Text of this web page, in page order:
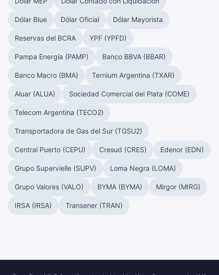
Dólar Blue Dólar Oficial Dólar Mayorista
Reservas del BCRA YPF (YPFD)
Pampa Energía (PAMP) Banco BBVA (BBAR)
Banco Macro (BMA) Ternium Argentina (TXAR)
Aluar (ALUA) Sociedad Comercial del Plata (COME)
Telecom Argentina (TECO2)
Transportadora de Gas del Sur (TGSU2)
Central Puerto (CEPU) Cresud (CRES) Edenor (EDN)
Grupo Supervielle (SUPV) Loma Negra (LOMA)
Grupo Valores (VALO) BYMA (BYMA) Mirgor (MIRG)
IRSA (IRSA) Transener (TRAN)